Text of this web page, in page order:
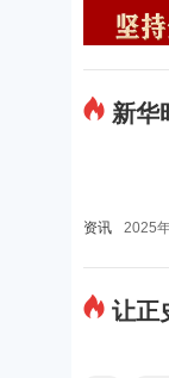
新华
资讯 2025
让正